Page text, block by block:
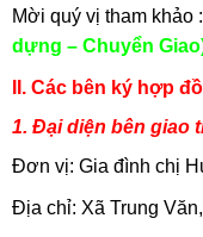
Mời quý vị tham khảo :
dựng – Chuyển
II. Các bên ký hợp
1. Đại diện bên giao
Đơn vị: Gia đình chị
Địa chỉ: Xã Trung